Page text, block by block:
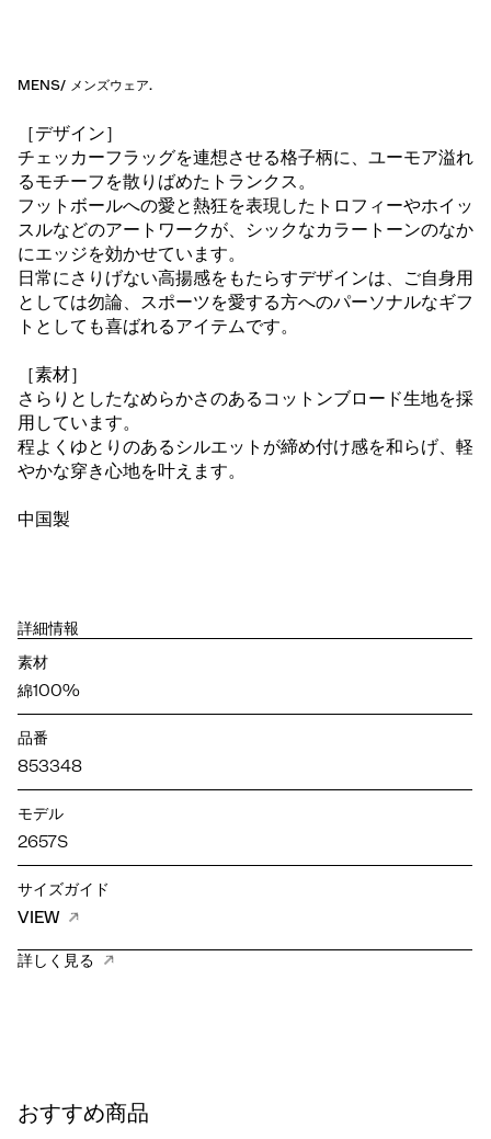
MENS/ メンズウェア.
［デザイン］
チェッカーフラッグを連想させる格子柄に、ユーモア溢れ
るモチーフを散りばめたトランクス。
フットボールへの愛と熱狂を表現したトロフィーやホイッ
スルなどのアートワークが、シックなカラートーンのなか
にエッジを効かせています。
日常にさりげない高揚感をもたらすデザインは、ご自身用
としては勿論、スポーツを愛する方へのパーソナルなギフ
トとしても喜ばれるアイテムです。
［素材］
さらりとしたなめらかさのあるコットンブロード生地を採
用しています。
程よくゆとりのあるシルエットが締め付け感を和らげ、軽
やかな穿き心地を叶えます。
中国製
詳細情報
素材
綿100%
品番
853348
モデル
2657S
サイズガイド
VIEW
詳しく見る
おすすめ商品